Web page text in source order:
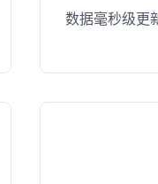
数据毫秒级更